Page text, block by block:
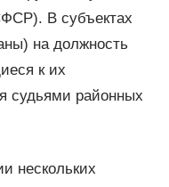
В субъектах
на должность
к их
судьями районных
нескольких